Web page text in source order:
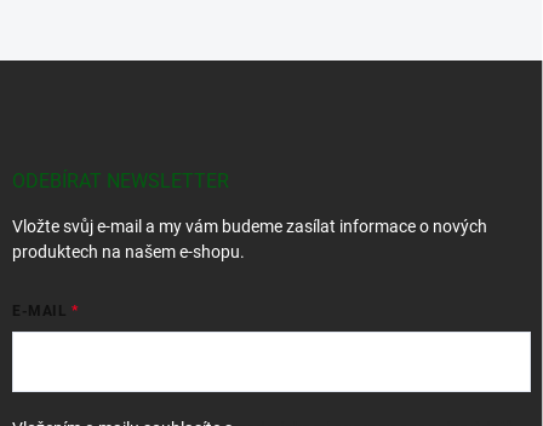
ODEBÍRAT NEWSLETTER
Vložte svůj e-mail a my vám budeme zasílat informace o nových
produktech na našem e-shopu.
E-MAIL